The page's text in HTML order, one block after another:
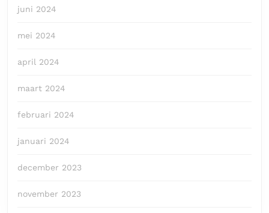
juni 2024
mei 2024
april 2024
maart 2024
februari 2024
januari 2024
december 2023
november 2023